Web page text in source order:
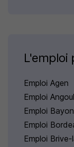
L'emploi
Emploi Agen
Emploi
Emploi
Emploi
Emploi